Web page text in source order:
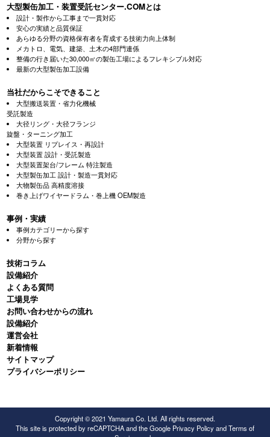
大型製缶加工・装置受託センター.COMとは
設計・製作から工事まで一貫対応
安心の実績と品質保証
あらゆる分野の資格保有者を育成する技術力向上体制
メカトロ、電気、建築、土木の4部門連係
整備の行き届いた30,000㎡の製缶工場によるフレキシブル対応
最新の大型製缶加工設備
当社だからこそできること
大型搬送装置・省力化機械
受託製造
大径リング・大径フランジ
旋盤・ターニング加工
大型装置 リプレイス・再設計
大型装置 設計・受託製造
大型装置架台/フレーム 特注製造
大型製缶加工 設計・製造一貫対応
大物製缶品 高精度溶接
巻き上げワイヤードラム・巻上機 OEM製造
事例・実績
事例カテゴリーから探す
分野から探す
技術コラム
設備紹介
よくある質問
⼯場⾒学
お問い合わせからの流れ
設備紹介
運営会社
新着情報
サイトマップ
プライバシーポリシー
Copyright © 2021 Yamaura Co. Ltd. All rights reserved.
This site is protected by reCAPTCHA and the Google Privacy PolicyandTerms of